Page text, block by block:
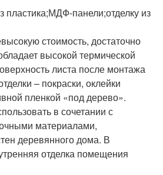
пластика;МДФ-панели;отделку из
стоимость, достаточно
высокой термической
листа после монтажа
– покраски, оклейки
пленкой «под дерево».
в сочетании с
материалами,
деревянного дома. В
отделка помещения